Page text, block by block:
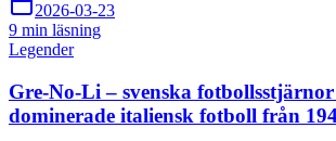
2026-03-23
9 min läsning
Legender
Gre-No-Li – svenska fotbollsstjärnor
dominerade italiensk fotboll från